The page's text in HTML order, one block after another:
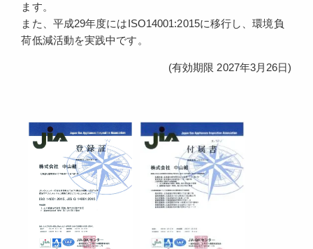
ます。
また、平成29年度にはISO14001:2015に移行し、環境負
荷低減活動を実践中です。
(有効期限 2027年3月26日)